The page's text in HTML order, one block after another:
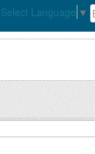
Select Language ▼